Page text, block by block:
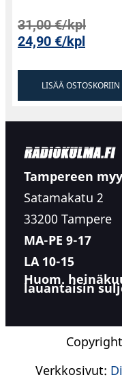
31,00€/kpl
24,90€/kpl
LISÄÄ OSTOSKORIIN
Tampereen
Satamakatu 2
33200 Tampere
MA-PE 9-17
LA 10-15
Huom.
lauantaisin
Verkkosivut: